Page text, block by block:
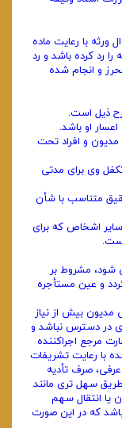
ورثه با رعایت ماده
را رد کرده باشد و رد
امور حسبی محرز و انجام شده
او باشد.
مدیون و افراد تحت
وی برای مدتی
متناسب با شأن
سایر اشخاص که برای
‌شود، مشروط بر
و عین مستأجره
مسکونی مدیون بیش از نیاز
در دسترس نباشد و
مرجع اجراکننده
با رعایت تشریفات
صرف تأدیه
سهل تری مانند
یا انتقال سهم
که در این صورت